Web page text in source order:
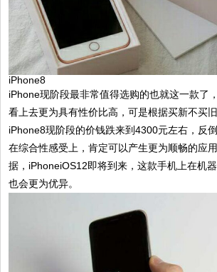
iPhone8
iPhone现阶段最非常值得选购的也就这一款了
看上去更为具有性价比高，可是根据买新不买
iPhone8现阶段的价钱跌来到4300元左右，反
在综合性感受上，肯定可以产生更为顺畅的应
据，iPhoneiOS12即将到来，这款手机上在机
也会更为优异。